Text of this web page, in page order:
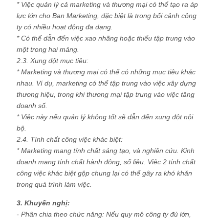
* Việc quản lý cả marketing và thương mại có thể tạo ra áp
lực lớn cho Ban Marketing, đặc biệt là trong bối cảnh công
ty có nhiều hoạt động đa dạng.
* Có thể dẫn đến việc xao nhãng hoặc thiếu tập trung vào
một trong hai mảng.
2.3. Xung đột mục tiêu:
* Marketing và thương mại có thể có những mục tiêu khác
nhau. Ví dụ, marketing có thể tập trung vào việc xây dựng
thương hiệu, trong khi thương mại tập trung vào việc tăng
doanh số.
* Việc này nếu quản lý không tốt sẽ dẫn đến xung đột nội
bộ.
2.4. Tính chất công việc khác biệt:
* Marketing mang tính chất sáng tạo, và nghiên cứu. Kinh
doanh mang tính chất hành động, số liệu. Việc 2 tính chất
công việc khác biệt gộp chung lại có thể gây ra khó khăn
trong quá trình làm việc.
3. Khuyến nghị:
- Phân chia theo chức năng: Nếu quy mô công ty đủ lớn,